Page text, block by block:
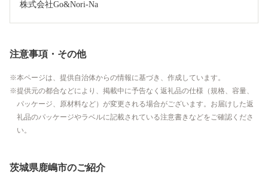
株式会社Go&Nori-Na
注意事項・その他
本ページは、提供自治体からの情報に基づき、作成しています。
提供元の都合などにより、掲載中に予告なく返礼品の仕様（規格、容量、
パッケージ、原材料など）が変更される場合がございます。お届けした返
礼品のパッケージやラベルに記載されている注意書きなどをご確認くださ
い。
茨城県鹿嶋市のご紹介